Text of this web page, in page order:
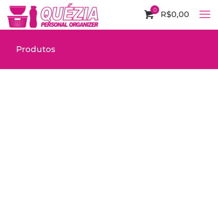
0 R$0,00
Produtos